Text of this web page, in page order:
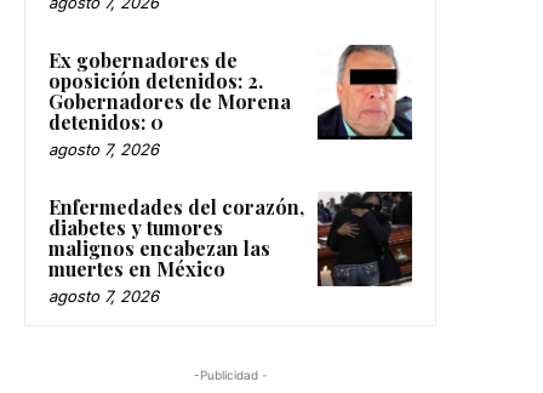
Ex gobernadores de
oposición detenidos: 2.
Gobernadores de Morena
detenidos: 0
agosto 7, 2026
Enfermedades del corazón,
diabetes y tumores
malignos encabezan las
muertes en México
agosto 7, 2026
-Publicidad -